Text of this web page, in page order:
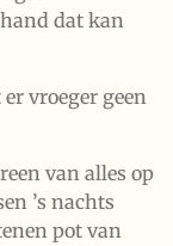
dat kan
vroeger geen
van alles op
’s nachts
pot van